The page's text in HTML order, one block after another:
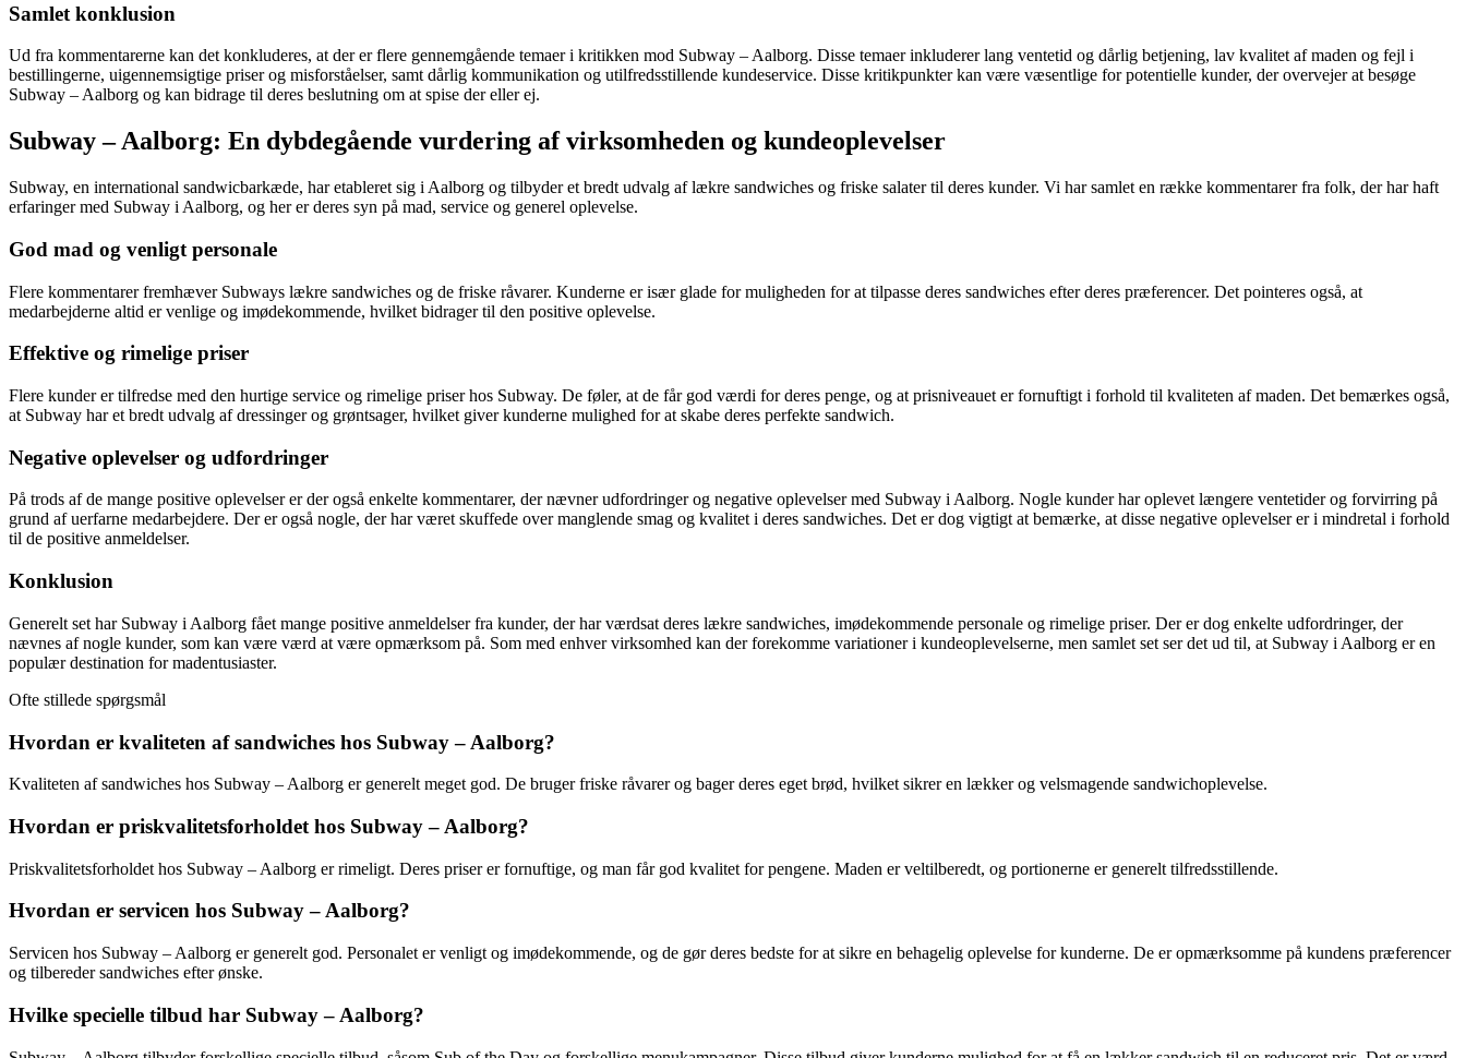
Samlet konklusion
Ud fra kommentarerne kan det konkluderes, at der er flere gennemgående temaer i kritikken mod Subway – Aalborg. Disse temaer inkluderer lang ventetid og dårlig betjening, lav kvalitet af maden og fejl i
bestillingerne, uigennemsigtige priser og misforståelser, samt dårlig kommunikation og utilfredsstillende kundeservice. Disse kritikpunkter kan være væsentlige for potentielle kunder, der overvejer at besøge
Subway – Aalborg og kan bidrage til deres beslutning om at spise der eller ej.
Subway – Aalborg: En dybdegående vurdering af virksomheden og kundeoplevelser
Subway, en international sandwicbarkæde, har etableret sig i Aalborg og tilbyder et bredt udvalg af lækre sandwiches og friske salater til deres kunder. Vi har samlet en række kommentarer fra folk, der har haft
erfaringer med Subway i Aalborg, og her er deres syn på mad, service og generel oplevelse.
God mad og venligt personale
Flere kommentarer fremhæver Subways lækre sandwiches og de friske råvarer. Kunderne er især glade for muligheden for at tilpasse deres sandwiches efter deres præferencer. Det pointeres også, at
medarbejderne altid er venlige og imødekommende, hvilket bidrager til den positive oplevelse.
Effektive og rimelige priser
Flere kunder er tilfredse med den hurtige service og rimelige priser hos Subway. De føler, at de får god værdi for deres penge, og at prisniveauet er fornuftigt i forhold til kvaliteten af maden. Det bemærkes også,
at Subway har et bredt udvalg af dressinger og grøntsager, hvilket giver kunderne mulighed for at skabe deres perfekte sandwich.
Negative oplevelser og udfordringer
På trods af de mange positive oplevelser er der også enkelte kommentarer, der nævner udfordringer og negative oplevelser med Subway i Aalborg. Nogle kunder har oplevet længere ventetider og forvirring på
grund af uerfarne medarbejdere. Der er også nogle, der har været skuffede over manglende smag og kvalitet i deres sandwiches. Det er dog vigtigt at bemærke, at disse negative oplevelser er i mindretal i forhold
til de positive anmeldelser.
Konklusion
Generelt set har Subway i Aalborg fået mange positive anmeldelser fra kunder, der har værdsat deres lækre sandwiches, imødekommende personale og rimelige priser. Der er dog enkelte udfordringer, der
nævnes af nogle kunder, som kan være værd at være opmærksom på. Som med enhver virksomhed kan der forekomme variationer i kundeoplevelserne, men samlet set ser det ud til, at Subway i Aalborg er en
populær destination for madentusiaster.
Ofte stillede spørgsmål
Hvordan er kvaliteten af sandwiches hos Subway – Aalborg?
Kvaliteten af sandwiches hos Subway – Aalborg er generelt meget god. De bruger friske råvarer og bager deres eget brød, hvilket sikrer en lækker og velsmagende sandwichoplevelse.
Hvordan er priskvalitetsforholdet hos Subway – Aalborg?
Priskvalitetsforholdet hos Subway – Aalborg er rimeligt. Deres priser er fornuftige, og man får god kvalitet for pengene. Maden er veltilberedt, og portionerne er generelt tilfredsstillende.
Hvordan er servicen hos Subway – Aalborg?
Servicen hos Subway – Aalborg er generelt god. Personalet er venligt og imødekommende, og de gør deres bedste for at sikre en behagelig oplevelse for kunderne. De er opmærksomme på kundens præferencer
og tilbereder sandwiches efter ønske.
Hvilke specielle tilbud har Subway – Aalborg?